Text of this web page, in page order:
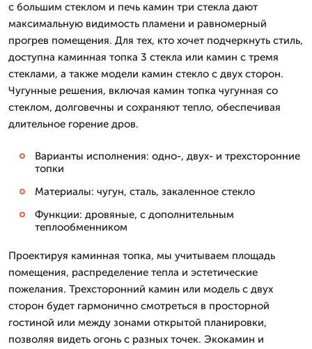
с большим стеклом и печь камин три стекла дают
максимальную видимость пламени и равномерный
прогрев помещения. Для тех, кто хочет подчеркнуть стиль,
доступна каминная топка 3 стекла или камин с тремя
стеклами, а также модели камин стекло с двух сторон.
Чугунные решения, включая камин топка чугунная со
стеклом, долговечны и сохраняют тепло, обеспечивая
длительное горение дров.
Варианты исполнения: одно-, двух- и трехсторонние
топки
Материалы: чугун, сталь, закаленное стекло
Функции: дровяные, с дополнительным
теплообменником
Проектируя каминная топка, мы учитываем площадь
помещения, распределение тепла и эстетические
пожелания. Трехсторонний камин или модель с двух
сторон будет гармонично смотреться в просторной
гостиной или между зонами открытой планировки,
позволяя видеть огонь с разных точек. Экокамин и